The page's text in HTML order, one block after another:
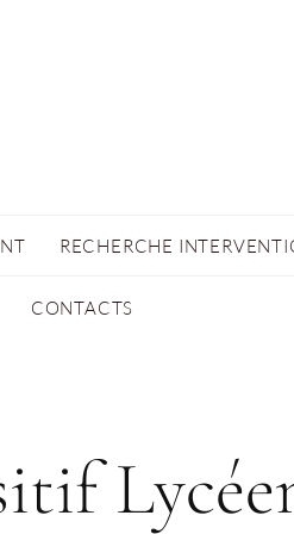
RECHERCHE
CONTACTS